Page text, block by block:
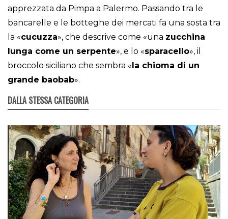
apprezzata da Pimpa a Palermo. Passando tra le
bancarelle e le botteghe dei mercati fa una sosta tra
la «cucuzza», che descrive come «una zucchina
lunga come un serpente», e lo «sparacello», il
broccolo siciliano che sembra « la chioma di un
grande baobab».
DALLA STESSA CATEGORIA